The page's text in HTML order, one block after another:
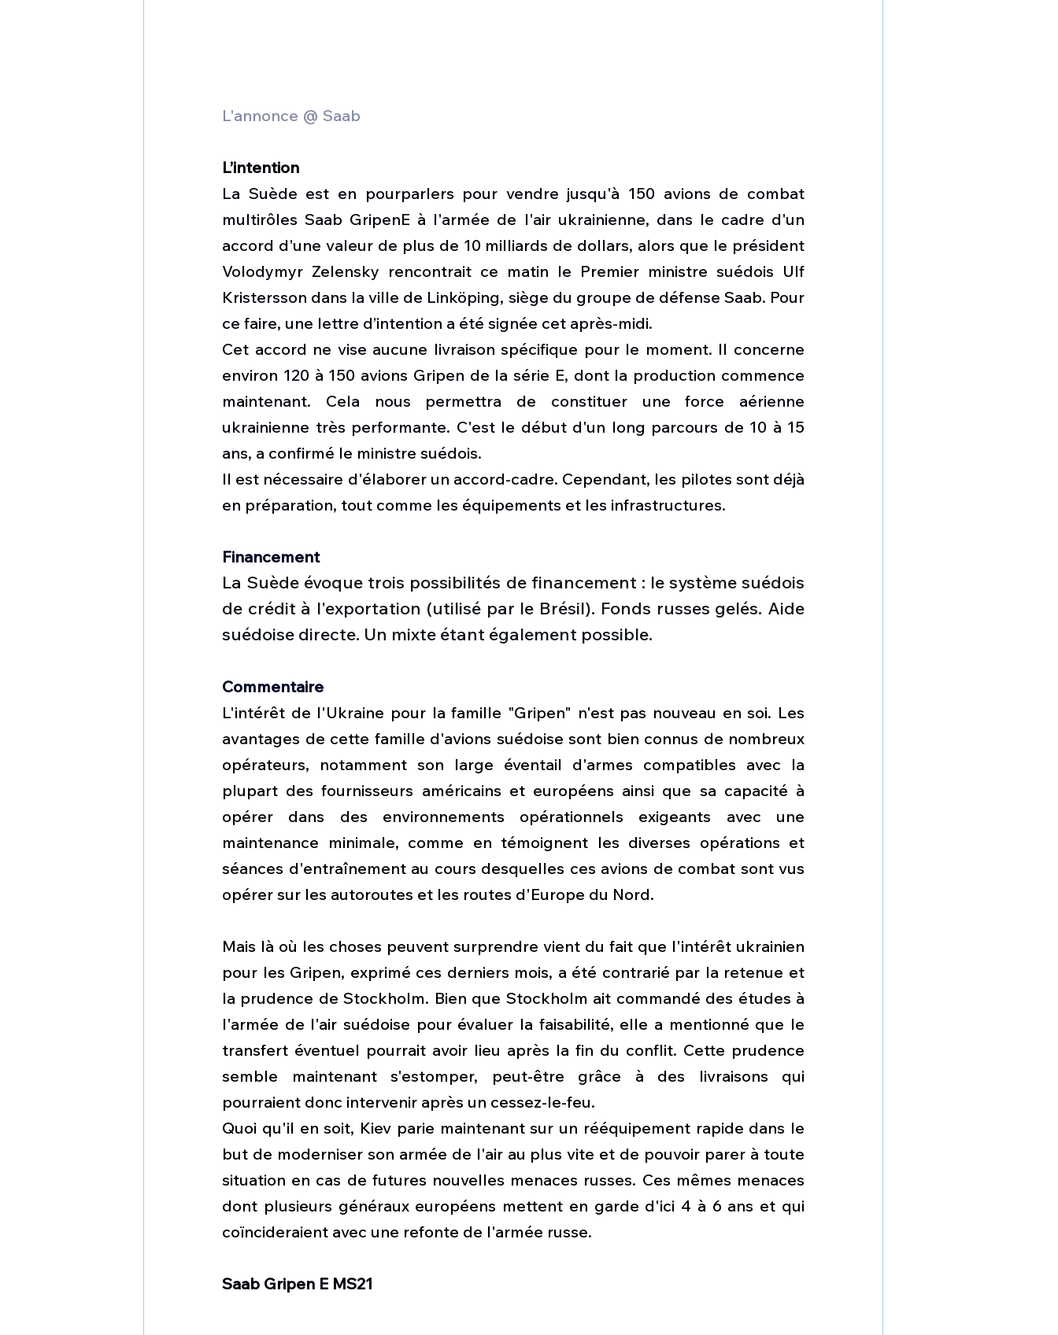
L'annonce @ Saab
L’intention
La Suède est en pourparlers pour vendre jusqu'à 150 avions de combat
multirôles Saab GripenE à l'armée de l'air ukrainienne, dans le cadre d'un
accord d'une valeur de plus de 10 milliards de dollars, alors que le président
Volodymyr Zelensky rencontrait ce matin le Premier ministre suédois Ulf
Kristersson dans la ville de Linköping, siège du groupe de défense Saab. Pour
ce faire, une lettre d’intention a été signée cet après-midi.
Cet accord ne vise aucune livraison spécifique pour le moment. Il concerne
environ 120 à 150 avions Gripen de la série E, dont la production commence
maintenant. Cela nous permettra de constituer une force aérienne
ukrainienne très performante. C'est le début d'un long parcours de 10 à 15
ans, a confirmé le ministre suédois.
Il est nécessaire d'élaborer un accord-cadre. Cependant, les pilotes sont déjà
en préparation, tout comme les équipements et les infrastructures.
Financement
La Suède évoque trois possibilités de financement : le système suédois
de crédit à l'exportation (utilisé par le Brésil). Fonds russes gelés. Aide
suédoise directe. Un mixte étant également possible.
Commentaire
L'intérêt de l'Ukraine pour la famille "Gripen" n'est pas nouveau en soi. Les
avantages de cette famille d'avions suédoise sont bien connus de nombreux
opérateurs, notamment son large éventail d'armes compatibles avec la
plupart des fournisseurs américains et européens ainsi que sa capacité à
opérer dans des environnements opérationnels exigeants avec une
maintenance minimale, comme en témoignent les diverses opérations et
séances d'entraînement au cours desquelles ces avions de combat sont vus
opérer sur les autoroutes et les routes d'Europe du Nord.
Mais là où les choses peuvent surprendre vient du fait que l'intérêt ukrainien
pour les Gripen, exprimé ces derniers mois, a été contrarié par la retenue et
la prudence de Stockholm. Bien que Stockholm ait commandé des études à
l'armée de l'air suédoise pour évaluer la faisabilité, elle a mentionné que le
transfert éventuel pourrait avoir lieu après la fin du conflit. Cette prudence
semble maintenant s'estomper, peut-être grâce à des livraisons qui
pourraient donc intervenir après un cessez-le-feu.
Quoi qu'il en soit, Kiev parie maintenant sur un rééquipement rapide dans le
but de moderniser son armée de l'air au plus vite et de pouvoir parer à toute
situation en cas de futures nouvelles menaces russes. Ces mêmes menaces
dont plusieurs généraux européens mettent en garde d'ici 4 à 6 ans et qui
coïncideraient avec une refonte de l'armée russe.
Saab Gripen E MS21